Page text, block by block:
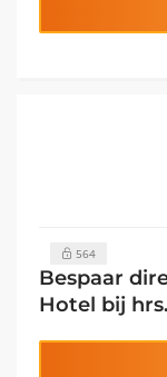
564
Bespaar
Hotel bij